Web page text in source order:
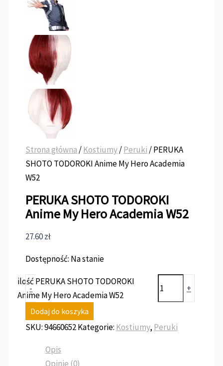
Strona główna /Kostiumy/Peruki / PERUKA
SHOTO TODOROKI Anime My Hero Academia
W52
PERUKA SHOTO TODOROKI
Anime My Hero Academia W52
27.60zł
Dostępność: Na stanie
-
ilość PERUKA SHOTO TODOROKI
Anime My Hero Academia W52
+
Dodaj do koszyka
SKU:94660652Kategorie: Kostiumy, Peruki
Opis
Opinie (0)